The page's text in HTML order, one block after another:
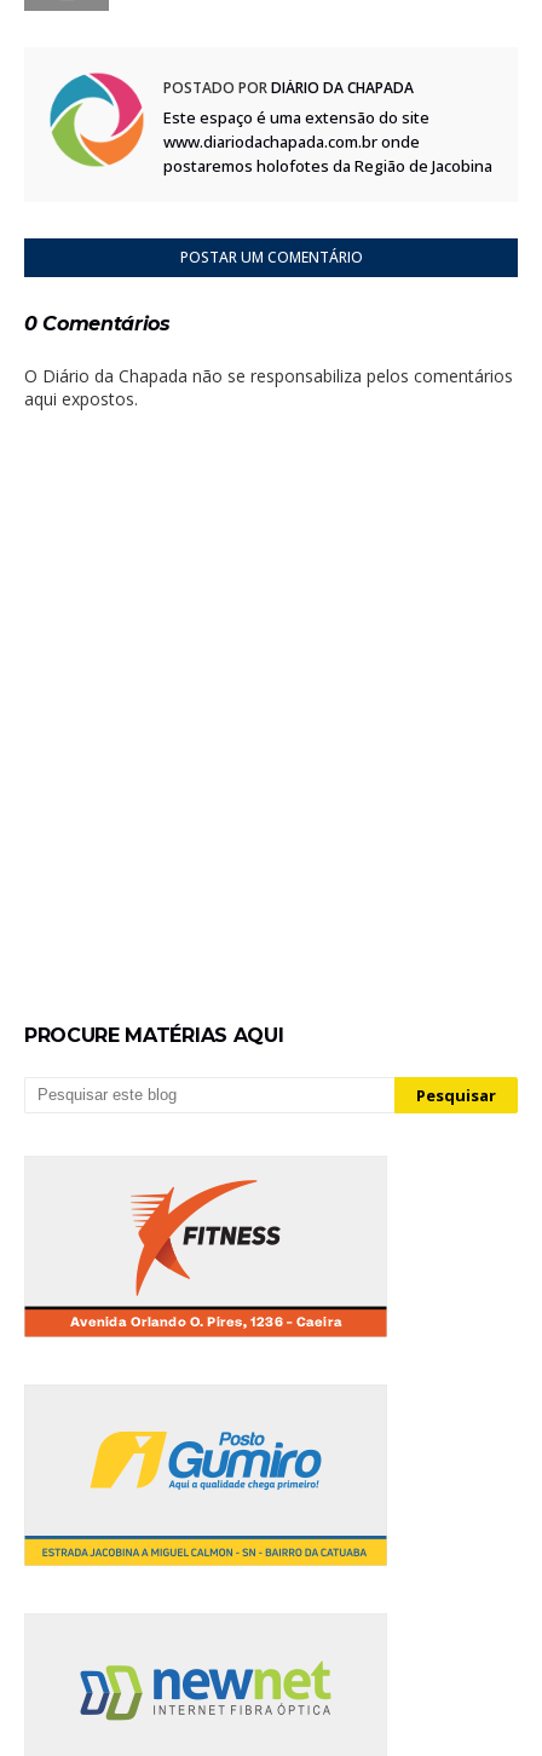
POSTADO PORDIÁRIO DA CHAPADA
Este espaço é uma extensão do site
www.diariodachapada.com.br onde
postaremos holofotes da Região de Jacobina
POSTAR UM COMENTÁRIO
0 Comentários
O Diário da Chapada não se responsabiliza pelos comentários
aqui expostos.
PROCURE MATÉRIAS AQUI